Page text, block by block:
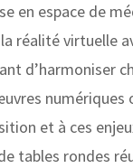
en espace de
réalité virtuelle
d’harmoniser
et à ces
tables rondes